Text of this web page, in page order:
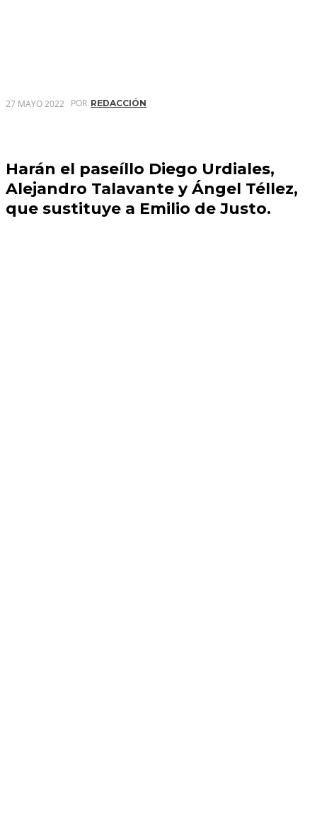
27 MAYO 2022 POR REDACCIÓN
Harán el paseíllo Diego Urdiales,
Alejandro Talavante y Ángel Téllez,
que sustituye a Emilio de Justo.